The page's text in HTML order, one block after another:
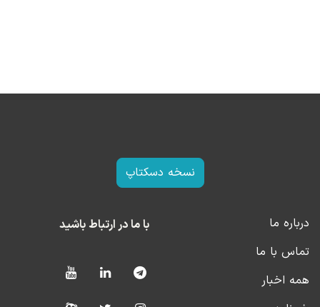
نسخه دسکتاپ
درباره ما
تماس با ما
همه اخبار
با ما در ارتباط باشید